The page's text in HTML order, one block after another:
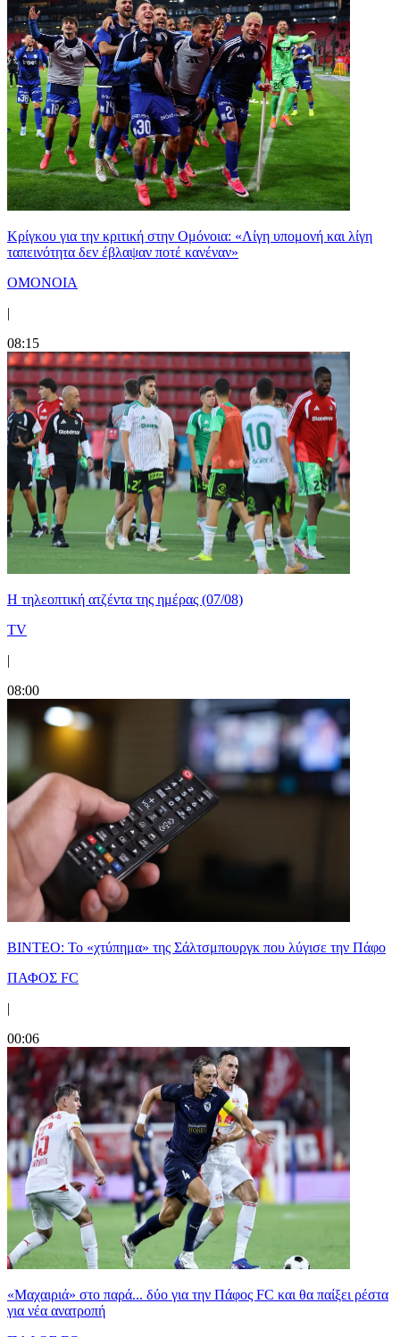
Κρίγκου για την κριτική στην Ομόνοια: «Λίγη υπομονή και λίγη
ταπεινότητα δεν έβλαψαν ποτέ κανέναν»
ΟΜΟΝΟΙΑ
|
08:15
Η τηλεοπτική ατζέντα της ημέρας (07/08)
TV
|
08:00
ΒΙΝΤΕΟ: Το «χτύπημα» της Σάλτσμπουργκ που λύγισε την Πάφο
ΠΑΦΟΣ FC
|
00:06
«Μαχαιριά» στο παρά... δύο για την Πάφος FC και θα παίξει ρέστα
για νέα ανατροπή